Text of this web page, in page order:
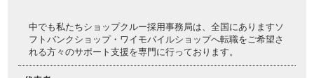
中でも私たちショップクルー採用事務局は、全国にありますソ
フトバンクショップ・ワイモバイルショップへ転職をご希望さ
れる方々のサポート支援を専門に行っております。